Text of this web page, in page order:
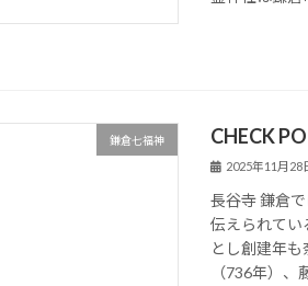
鎌倉七福神 CHECK
2025年11月28
長谷寺 鎌倉
伝えられてい
とし創建年
（736年）、